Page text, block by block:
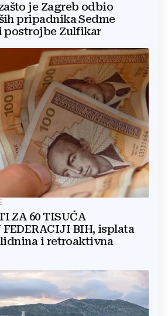
je Zagreb odbio
pripadnika Sedme
postrojbe Zulfikar
ZA 60 TISUĆA
BIH, isplata
i retroaktivna